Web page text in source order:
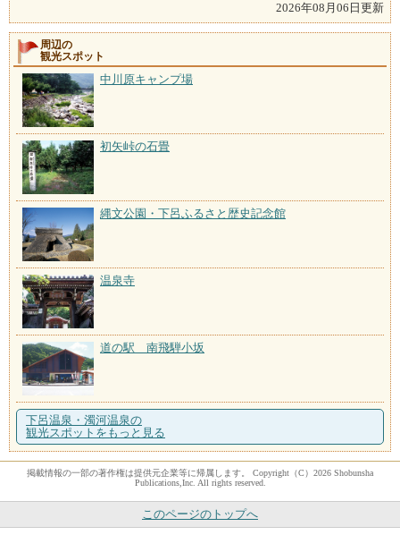
2026年08月06日更新
周辺の
観光スポット
中川原キャンプ場
初矢峠の石畳
縄文公園・下呂ふるさと歴史記念館
温泉寺
道の駅 南飛騨小坂
下呂温泉・濁河温泉の
観光スポットをもっと見る
掲載情報の一部の著作権は提供元企業等に帰属します。 Copyright（C）2026 Shobunsha
Publications,Inc. All rights reserved.
このページのトップへ